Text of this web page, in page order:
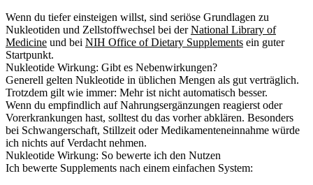
Wenn du tiefer einsteigen willst, sind seriöse Grundlagen zu
Nukleotiden und Zellstoffwechsel bei derNational Library of
Medicine und bei NIH Office of Dietary Supplements ein guter
Startpunkt.
Nukleotide Wirkung: Gibt es Nebenwirkungen?
Generell gelten Nukleotide in üblichen Mengen als gut verträglich.
Trotzdem gilt wie immer: Mehr ist nicht automatisch besser.
Wenn du empfindlich auf Nahrungsergänzungen reagierst oder
Vorerkrankungen hast, solltest du das vorher abklären. Besonders
bei Schwangerschaft, Stillzeit oder Medikamenteneinnahme würde
ich nichts auf Verdacht nehmen.
Nukleotide Wirkung: So bewerte ich den Nutzen
Ich bewerte Supplements nach einem einfachen System: